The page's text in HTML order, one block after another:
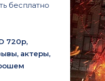
бесплатно
720p,
актеры,